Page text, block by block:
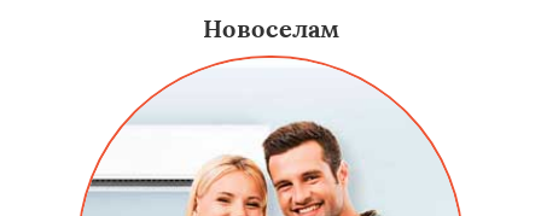
Новоселам